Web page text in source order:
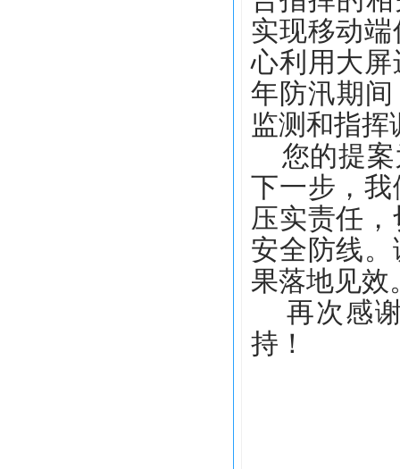
实现移动
心利用大屏
年防汛期
监测和指挥
您的提案
下一步，
压实责任
安全防线
果落地见效
再次感谢
持！